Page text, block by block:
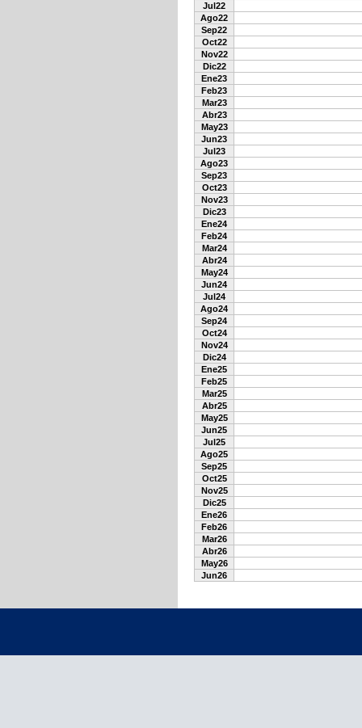
Jul22
Ago22
Sep22
Oct22
Nov22
Dic22
Ene23
Feb23
Mar23
Abr23
May23
Jun23
Jul23
Ago23
Sep23
Oct23
Nov23
Dic23
Ene24
Feb24
Mar24
Abr24
May24
Jun24
Jul24
Ago24
Sep24
Oct24
Nov24
Dic24
Ene25
Feb25
Mar25
Abr25
May25
Jun25
Jul25
Ago25
Sep25
Oct25
Nov25
Dic25
Ene26
Feb26
Mar26
Abr26
May26
Jun26